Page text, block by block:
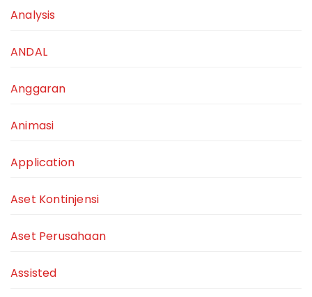
Analysis
ANDAL
Anggaran
Animasi
Application
Aset Kontinjensi
Aset Perusahaan
Assisted